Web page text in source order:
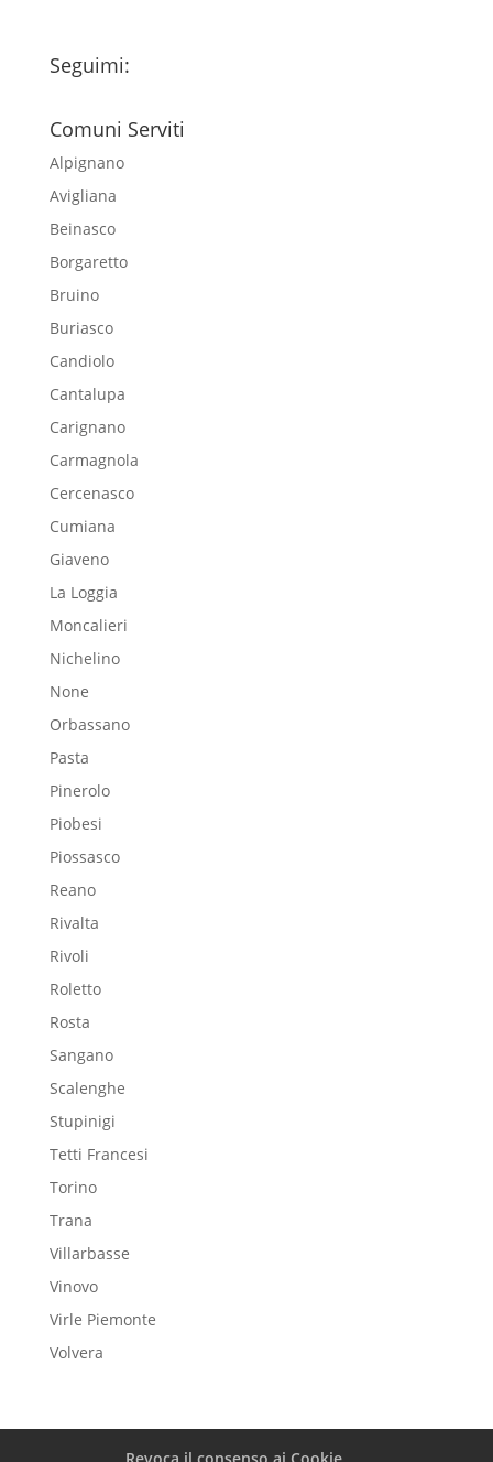
Seguimi:
Comuni Serviti
Alpignano
Avigliana
Beinasco
Borgaretto
Bruino
Buriasco
Candiolo
Cantalupa
Carignano
Carmagnola
Cercenasco
Cumiana
Giaveno
La Loggia
Moncalieri
Nichelino
None
Orbassano
Pasta
Pinerolo
Piobesi
Piossasco
Reano
Rivalta
Rivoli
Roletto
Rosta
Sangano
Scalenghe
Stupinigi
Tetti Francesi
Torino
Trana
Villarbasse
Vinovo
Virle Piemonte
Volvera